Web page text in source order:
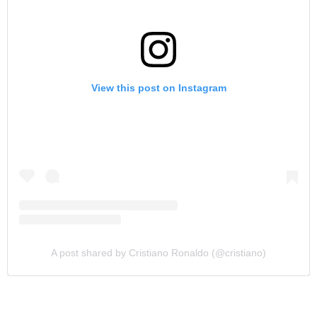
View this post on Instagram
A post shared by Cristiano Ronaldo (@cristiano)